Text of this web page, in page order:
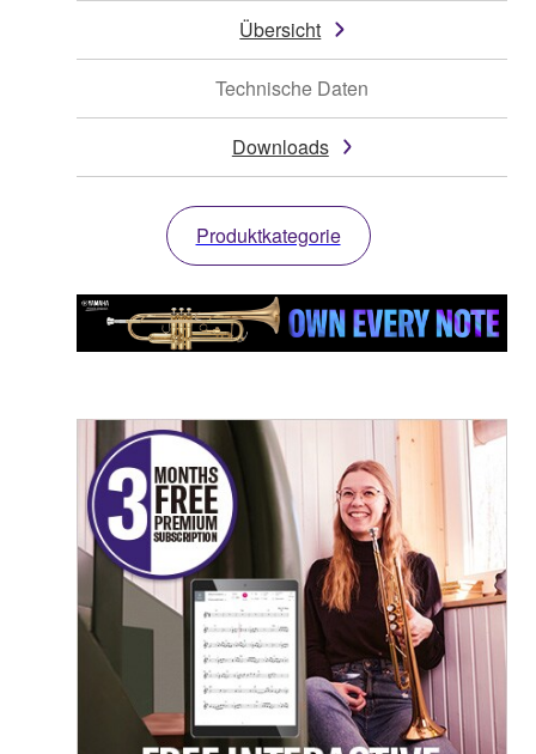
Übersicht
Technische Daten
Downloads
Produktkategorie